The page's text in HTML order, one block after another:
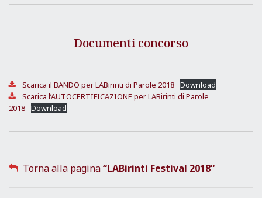
Documenti concorso
Scarica il BANDO per LABirinti di Parole 2018 Download
Scarica l’AUTOCERTIFICAZIONE per LABirinti di Parole
2018 Download
Torna alla pagina“LABirinti Festival 2018“